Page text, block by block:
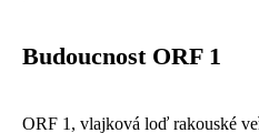
Budoucnost ORF 1
ORF 1, vlajková loď rakouské